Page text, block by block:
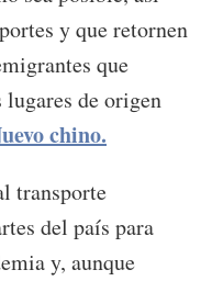
y que retornen
que
lugares de origen
chino.
transporte
del país para
y, aunque